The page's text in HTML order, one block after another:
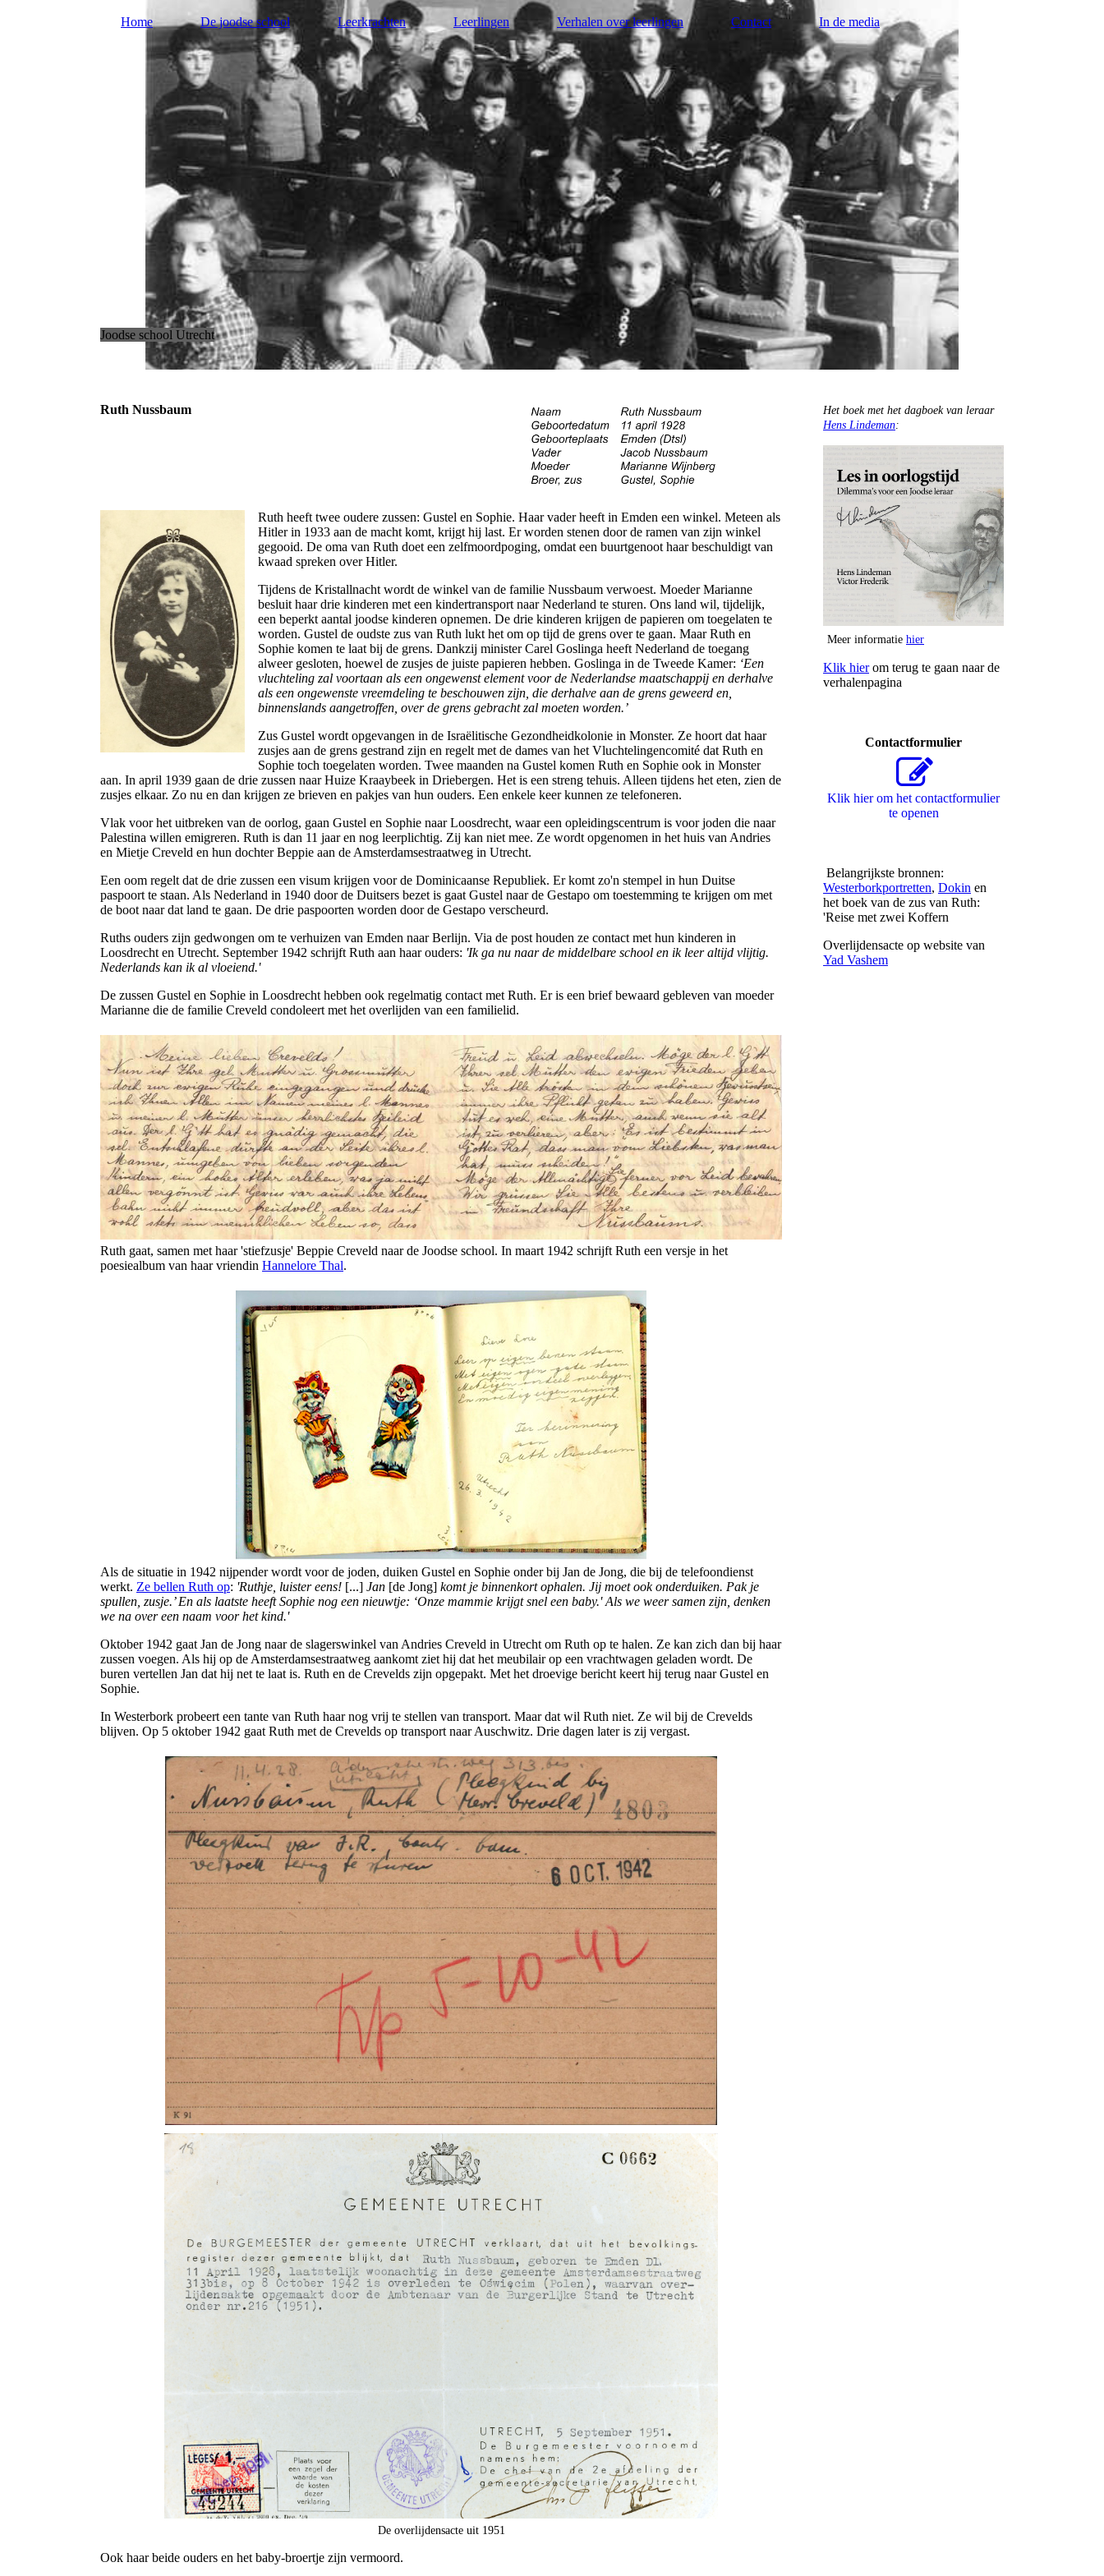
Home De joodse school Leerkrachten Leerlingen Verhalen over leerlingen Contact In de media
Joodse school Utrecht
Ruth Nussbaum
Ruth heeft twee oudere zussen: Gustel en Sophie. Haar vader heeft in Emden een winkel. Meteen als
Hitler in 1933 aan de macht komt, krijgt hij last. Er worden stenen door de ramen van zijn winkel
gegooid. De oma van Ruth doet een zelfmoordpoging, omdat een buurtgenoot haar beschuldigt van
kwaad spreken over Hitler.
Tijdens de Kristallnacht wordt de winkel van de familie Nussbaum verwoest. Moeder Marianne
besluit haar drie kinderen met een kindertransport naar Nederland te sturen. Ons land wil, tijdelijk,
een beperkt aantal joodse kinderen opnemen. De drie kinderen krijgen de papieren om toegelaten te
worden. Gustel de oudste zus van Ruth lukt het om op tijd de grens over te gaan. Maar Ruth en
Sophie komen te laat bij de grens. Dankzij minister Carel Goslinga heeft Nederland de toegang
alweer gesloten, hoewel de zusjes de juiste papieren hebben. Goslinga in de Tweede Kamer: ‘Een
vluchteling zal voortaan als een ongewenst element voor de Nederlandse maatschappij en derhalve
als een ongewenste vreemdeling te beschouwen zijn, die derhalve aan de grens geweerd en,
binnenslands aangetroffen, over de grens gebracht zal moeten worden.’
Zus Gustel wordt opgevangen in de Israëlitische Gezondheidkolonie in Monster. Ze hoort dat haar
zusjes aan de grens gestrand zijn en regelt met de dames van het Vluchtelingencomité dat Ruth en
Sophie toch toegelaten worden. Twee maanden na Gustel komen Ruth en Sophie ook in Monster
aan. In april 1939 gaan de drie zussen naar Huize Kraaybeek in Driebergen. Het is een streng tehuis. Alleen tijdens het eten, zien de
zusjes elkaar. Zo nu en dan krijgen ze brieven en pakjes van hun ouders. Een enkele keer kunnen ze telefoneren.
Vlak voor het uitbreken van de oorlog, gaan Gustel en Sophie naar Loosdrecht, waar een opleidingscentrum is voor joden die naar
Palestina willen emigreren. Ruth is dan 11 jaar en nog leerplichtig. Zij kan niet mee. Ze wordt opgenomen in het huis van Andries
en Mietje Creveld en hun dochter Beppie aan de Amsterdamsestraatweg in Utrecht.
Een oom regelt dat de drie zussen een visum krijgen voor de Dominicaanse Republiek. Er komt zo'n stempel in hun Duitse
paspoort te staan. Als Nederland in 1940 door de Duitsers bezet is gaat Gustel naar de Gestapo om toestemming te krijgen om met
de boot naar dat land te gaan. De drie paspoorten worden door de Gestapo verscheurd.
Ruths ouders zijn gedwongen om te verhuizen van Emden naar Berlijn. Via de post houden ze contact met hun kinderen in
Loosdrecht en Utrecht. September 1942 schrijft Ruth aan haar ouders: 'Ik ga nu naar de middelbare school en ik leer altijd vlijtig.
Nederlands kan ik al vloeiend.'
De zussen Gustel en Sophie in Loosdrecht hebben ook regelmatig contact met Ruth. Er is een brief bewaard gebleven van moeder
Marianne die de familie Creveld condoleert met het overlijden van een familielid.
Ruth gaat, samen met haar 'stiefzusje' Beppie Creveld naar de Joodse school. In maart 1942 schrijft Ruth een versje in het
poesiealbum van haar vriendin Hannelore Thal.
Als de situatie in 1942 nijpender wordt voor de joden, duiken Gustel en Sophie onder bij Jan de Jong, die bij de telefoondienst
werkt. Ze bellen Ruth op: 'Ruthje, luister eens! [...] Jan [de Jong] komt je binnenkort ophalen. Jij moet ook onderduiken. Pak je
spullen, zusje.’ En als laatste heeft Sophie nog een nieuwtje: ‘Onze mammie krijgt snel een baby.' Als we weer samen zijn, denken
we na over een naam voor het kind.'
Oktober 1942 gaat Jan de Jong naar de slagerswinkel van Andries Creveld in Utrecht om Ruth op te halen. Ze kan zich dan bij haar
zussen voegen. Als hij op de Amsterdamsestraatweg aankomt ziet hij dat het meubilair op een vrachtwagen geladen wordt. De
buren vertellen Jan dat hij net te laat is. Ruth en de Crevelds zijn opgepakt. Met het droevige bericht keert hij terug naar Gustel en
Sophie.
In Westerbork probeert een tante van Ruth haar nog vrij te stellen van transport. Maar dat wil Ruth niet. Ze wil bij de Crevelds
blijven. Op 5 oktober 1942 gaat Ruth met de Crevelds op transport naar Auschwitz. Drie dagen later is zij vergast.
De overlijdensacte uit 1951
Ook haar beide ouders en het baby-broertje zijn vermoord.
Het boek met het dagboek van leraar
Hens Lindeman:
Meer informatie hier
Klik hierom terug te gaan naar de
verhalenpagina
Contactformulier
Klik hier om het contactformulier
te openen
Belangrijkste bronnen:
Westerborkportretten, Dokin en
het boek van de zus van Ruth:
'Reise met zwei Koffern
Overlijdensacte op website van
Yad Vashem